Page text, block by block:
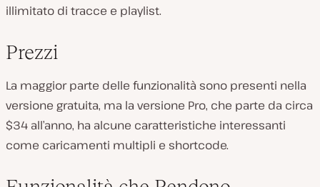
illimitato di tracce e playlist.
Prezzi
La maggior parte delle funzionalità sono presenti nella
versione gratuita, ma la versione Pro, che parte da circa
$34 all’anno, ha alcune caratteristiche interessanti
come caricamenti multipli e shortcode.